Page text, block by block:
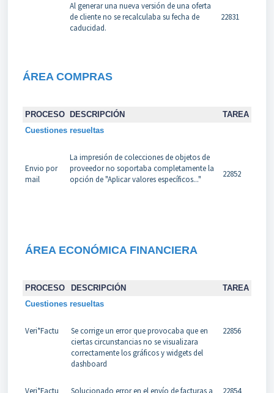
Al generar una nueva versión de una oferta
de cliente no se recalculaba su fecha de
caducidad.
22831
ÁREA COMPRAS
PROCESO DESCRIPCIÓN
TAREA
Cuestiones resueltas
Envio por
mail
La impresión de colecciones de objetos de
proveedor no soportaba completamente la
opción de "Aplicar valores específicos..."
22852
ÁREA ECONÓMICA FINANCIERA
PROCESO DESCRIPCIÓN
TAREA
Cuestiones resueltas
Veri*Factu
Se corrige un error que provocaba que en
ciertas circunstancias no se visualizara
correctamente los gráficos y widgets del
dashboard
22856